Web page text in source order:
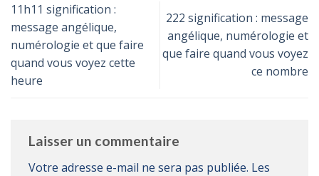
11h11 signification :
message angélique,
numérologie et que faire
quand vous voyez cette
heure
222 signification : message
angélique, numérologie et
que faire quand vous voyez
ce nombre
Laisser un commentaire
Votre adresse e-mail ne sera pas publiée. Les